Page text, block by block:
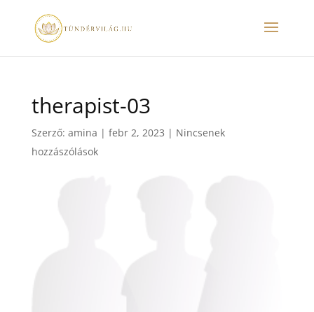
therapist-03
Szerző: amina | febr 2, 2023 | Nincsenek
hozzászólások